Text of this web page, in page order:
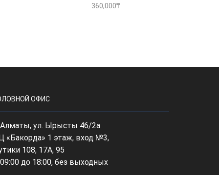
360,000₸
ОФИС
Алматы, ул. Ырысты 46/2а
«Бакорда» 1 этаж, вход №3,
108, 17А, 95
до 18:00, без выходных